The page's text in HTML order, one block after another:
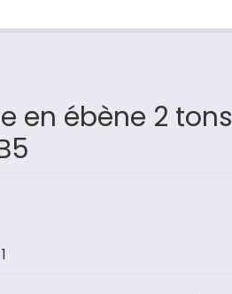
en ébène 2 tons
1